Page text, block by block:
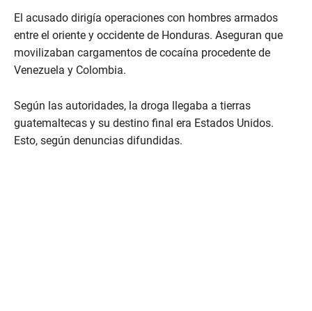
El acusado dirigía operaciones con hombres armados
entre el oriente y occidente de Honduras. Aseguran que
movilizaban cargamentos de cocaína procedente de
Venezuela y Colombia.
Según las autoridades, la droga llegaba a tierras
guatemaltecas y su destino final era Estados Unidos.
Esto, según denuncias difundidas.